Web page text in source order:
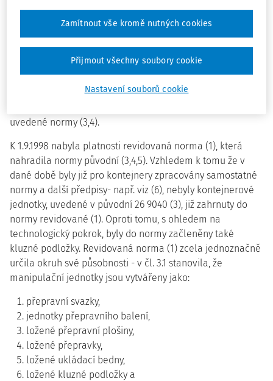
bezpečné manipulace s paletami a nástavbami palet (4). Z
uvedeného vyplývá, že paletové jednotky vždy byly (a stále
i jsou) jednou ze skupin manipulačních jednotek. Do
okruhu základních norem v dané oblasti dále patřila
původní ČSN 26 9030, upravující zásady bezpečné
manipulace při skladování (5). Při její revizi byly do
uvedené normy (3,4).
K 1.9.1998 nabyla platnosti revidovaná norma (1), která
nahradila normy původní (3,4,5). Vzhledem k tomu že v
dané době byly již pro kontejnery zpracovány samostatné
normy a další předpisy- např. viz (6), nebyly kontejnerové
jednotky, uvedené v původní 26 9040 (3), již zahrnuty do
normy revidované (1). Oproti tomu, s ohledem na
technologický pokrok, byly do normy začleněny také
kluzné podložky. Revidovaná norma (1) zcela jednoznačně
určila okruh své působnosti - v čl. 3.1 stanovila, že
manipulační jednotky jsou vytvářeny jako:
přepravní svazky,
jednotky přepravního balení,
ložené přepravní plošiny,
ložené přepravky,
ložené ukládací bedny,
ložené kluzné podložky a
Nastavení souborů cookie
Zamítnout vše kromě nutných cookies
Přijmout všechny soubory cookie